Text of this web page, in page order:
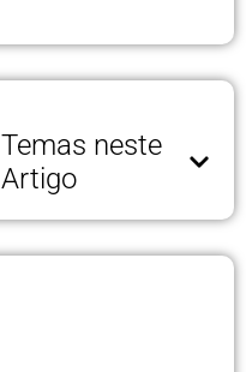
Temas neste
Artigo